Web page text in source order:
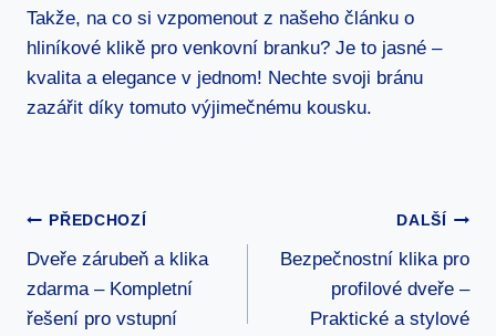
Takže, na co ⁢si vzpomenout z našeho článku o
hliníkové klikě pro venkovní branku? Je to jasné –
kvalita a elegance v jednom! Nechte svoji bránu
zazářit díky tomuto výjimečnému kousku.
Navigace
Pro
Příspěvek
PŘEDCHOZÍ
Dveře zárubeň a klika
zdarma – Kompletní
řešení pro vstupní
DALŠÍ
Bezpečnostní klika pro
profilové dveře –
Praktické a stylové